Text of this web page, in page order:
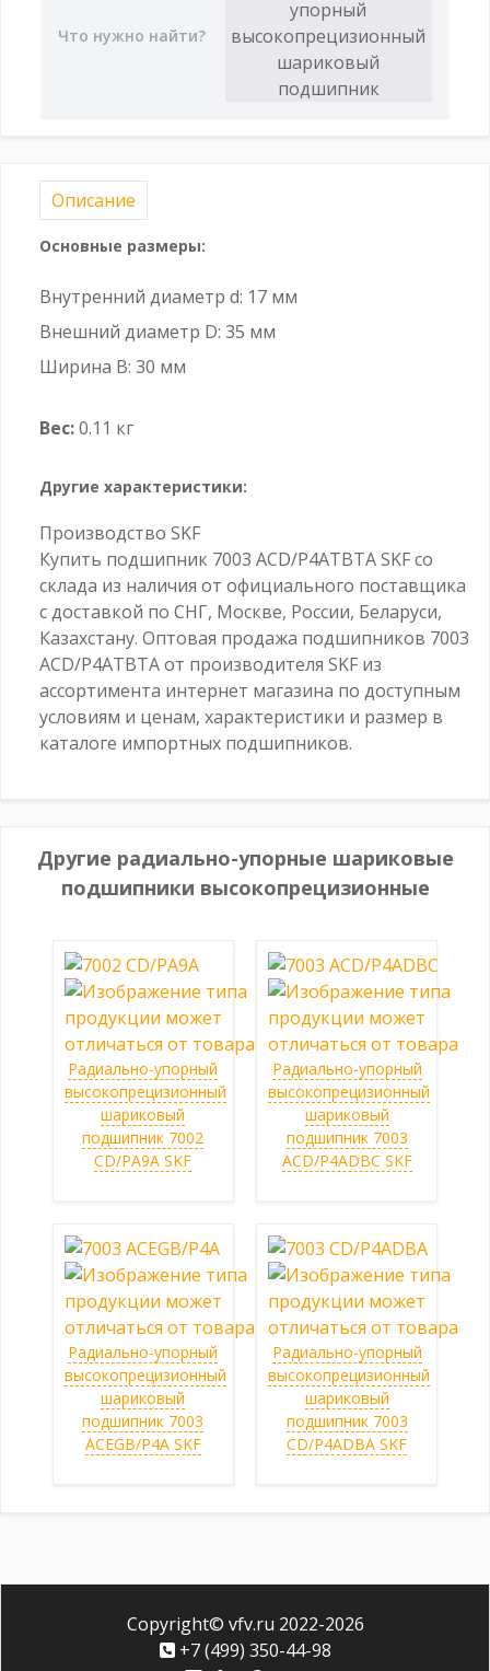
Описание
Основные размеры:
Внутренний диаметр d: 17 мм
Внешний диаметр D: 35 мм
Ширина B: 30 мм
Вес:0.11 кг
Другие характеристики:
Производство SKF
Купить подшипник 7003 ACD/P4ATBTA SKF со
склада из наличия от официального поставщика
с доставкой по СНГ, Москве, России, Беларуси,
Казахстану. Оптовая продажа подшипников 7003
ACD/P4ATBTA от производителя SKF из
ассортимента интернет магазина по доступным
условиям и ценам, характеристики и размер в
каталоге импортных подшипников.
Другие радиально-упорные шариковые
подшипники высокопрецизионные
Радиально-упорный
высокопрецизионный
шариковый
подшипник 7002
CD/PA9A SKF
Радиально-упорный
высокопрецизионный
шариковый
подшипник 7003
ACD/P4ADBC SKF
Радиально-упорный
высокопрецизионный
шариковый
подшипник 7003
ACEGB/P4A SKF
Радиально-упорный
высокопрецизионный
шариковый
подшипник 7003
CD/P4ADBA SKF
Copyright© vfv.ru 2022-2026
+7 (499) 350-44-98